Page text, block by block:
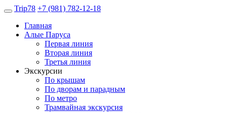
Trip78 +7 (981) 782-12-18
Главная
Алые Паруса
Первая линия
Вторая линия
Третья линия
Экскурсии
По крышам
По дворам и парадным
По метро
Трамвайная экскурсия